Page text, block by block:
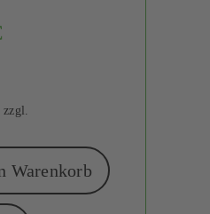
zzgl.
Warenkorb